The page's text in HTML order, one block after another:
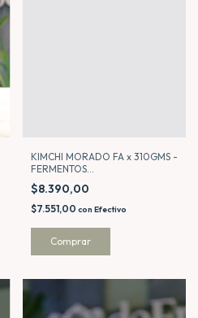
KIMCHI MORADO FA x 310GMS -
FERMENTOS
AGROECOLOGICOS BY
ALCARAZ
$8.390,00
$7.551,00 con Efectivo